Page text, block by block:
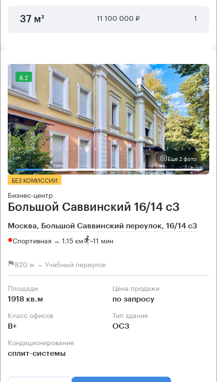
37 м² 11 100 000 ₽ 1
8.2
Еще 2 фото
БЕЗ КОМИССИИ
Бизнес-центр
Большой Саввинский 16/14 с3
Москва, Большой Саввинский переулок, 16/14 с3
Спортивная → 1.15 км ~11 мин
820 м → Учебный переулок
Площади
1918 кв.м
Цена продажи
по запросу
Класс офисов
B+
Тип здания
ОСЗ
Кондиционирование
сплит-системы